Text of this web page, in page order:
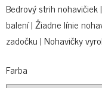
Bedrový strih
balení | Žiadne línie
zadočku | Nohavičky
Farba